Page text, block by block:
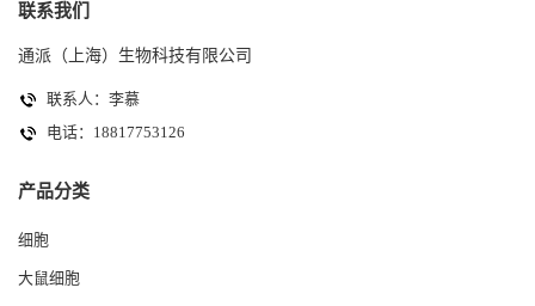
联系我们
通派（上海）生物科技有限公司
联系人：李慕
电话：18817753126
产品分类
细胞
大鼠细胞